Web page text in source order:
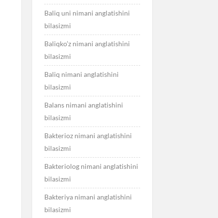
Baliq uni nimani anglatishini
bilasizmi
Baliqko’z nimani anglatishini
bilasizmi
Baliq nimani anglatishini
bilasizmi
Balans nimani anglatishini
bilasizmi
Bakterioz nimani anglatishini
bilasizmi
Bakteriolog nimani anglatishini
bilasizmi
Bakteriya nimani anglatishini
bilasizmi